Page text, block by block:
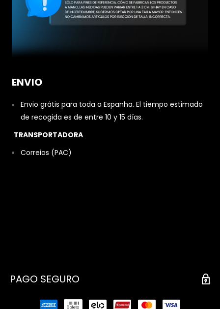
ENVIO
Envio grátis para toda a Espanha. El tiempo estimado
de recogida es de entre 10 y 15 días.
TRANSPORTADORA
Correios (PAC)
PAGO SEGURO